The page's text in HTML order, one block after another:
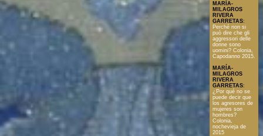
MARÍA-
MILAGROS
RIVERA
GARRETAS:
Perché non si
può dire che gli
aggressori delle
donne sono
uomini? Colonia,
Capodanno 2015.
MARÍA-
MILAGROS
RIVERA
GARRETAS:
¿Por qué no se
puede decir que
los agresores de
mujeres son
hombres?
Colonia,
nochevieja de
2015